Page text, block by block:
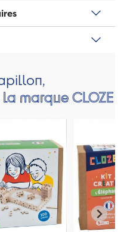
marque CLOZE